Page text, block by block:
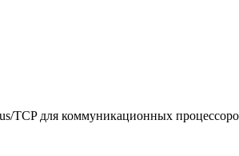
TCP для коммуникационных